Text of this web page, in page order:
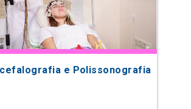
e Polissonografia